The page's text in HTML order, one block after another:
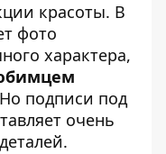
красоты. В
фото
характера,
подписи под
очень